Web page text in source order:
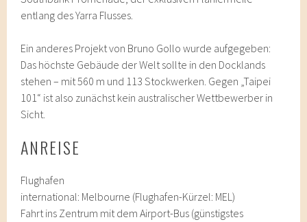
entlang des Yarra Flusses.
Ein anderes Projekt von Bruno Gollo wurde aufgegeben:
Das höchste Gebäude der Welt sollte in den Docklands
stehen – mit 560 m und 113 Stockwerken. Gegen „Taipei
101“ ist also zunächst kein australischer Wettbewerber in
Sicht.
ANREISE
Flughafen
international: Melbourne (Flughafen-Kürzel: MEL)
Fahrt ins Zentrum mit dem Airport-Bus (günstigstes